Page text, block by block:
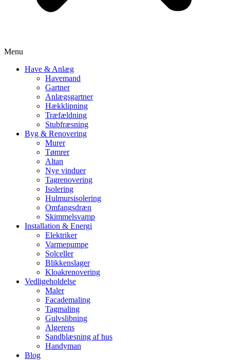
Menu
Have & Anlæg
Havemand
Gartner
Anlægsgartner
Hækklipning
Træfældning
Stubfræsning
Byg & Renovering
Murer
Tømrer
Altan
Nye vinduer
Tagrenovering
Isolering
Hulmursisolering
Omfangsdræn
Skimmelsvamp
Installation & Energi
Elektriker
Varmepumpe
Solceller
Blikkenslager
Kloakrenovering
Vedligeholdelse
Maler
Facademaling
Tagmaling
Gulvslibning
Algerens
Sandblæsning af hus
Handyman
Blog